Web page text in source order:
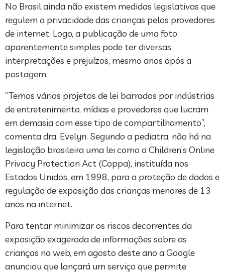
No Brasil ainda não existem medidas legislativas que
regulem a privacidade das crianças pelos provedores
de internet. Logo, a publicação de uma foto
aparentemente simples pode ter diversas
interpretações e prejuízos, mesmo anos após a
postagem.
“Temos vários projetos de lei barrados por indústrias
de entretenimento, mídias e provedores que lucram
em demasia com esse tipo de compartilhamento”,
comenta dra. Evelyn. Segundo a pediatra, não há na
legislação brasileira uma lei como a Children’s Online
Privacy Protection Act (Coppa), instituída nos
Estados Unidos, em 1998, para a proteção de dados e
regulação de exposição das crianças menores de 13
anos na internet.
Para tentar minimizar os riscos decorrentes da
exposição exagerada de informações sobre as
crianças na web, em agosto deste ano a Google
anunciou que lançará um serviço que permite